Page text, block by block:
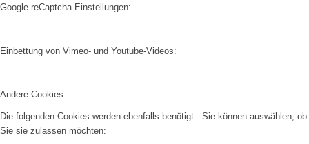
Google reCaptcha-Einstellungen:
Einbettung von Vimeo- und Youtube-Videos:
Andere Cookies
Die folgenden Cookies werden ebenfalls benötigt - Sie können auswählen, ob
Sie sie zulassen möchten: